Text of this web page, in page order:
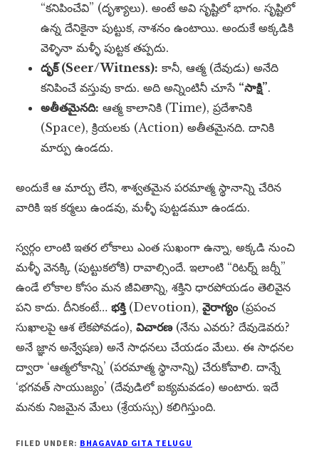
“కనిపించేవి” (దృశ్యాలు). అంటే అవి సృష్టిలో భాగం. సృష్టిలో
ఉన్న దేనికైనా పుట్టుక, నాశనం ఉంటాయి. అందుకే అక్కడికి
వెళ్ళినా మళ్ళీ పుట్టక తప్పదు.
దృక్ (Seer/Witness): కానీ, ఆత్మ (దేవుడు) అనేది
కనిపించే వస్తువు కాదు. అది అన్నింటినీ చూసే “సాక్షి”.
అతీతమైనది: ఆత్మ కాలానికి (Time), ప్రదేశానికి
(Space), క్రియలకు (Action) అతీతమైనది. దానికి
మార్పు ఉండదు.
అందుకే ఆ మార్పు లేని, శాశ్వతమైన పరమాత్మ స్థానాన్ని చేరిన
వారికి ఇక కర్మలు ఉండవు, మళ్ళీ పుట్టడమూ ఉండదు.
స్వర్గం లాంటి ఇతర లోకాలు ఎంత సుఖంగా ఉన్నా, అక్కడి నుంచి
మళ్ళీ వెనక్కి (పుట్టుకలోకి) రావాల్సిందే. ఇలాంటి “రిటర్న్ జర్నీ”
ఉండే లోకాల కోసం మన జీవితాన్ని, శక్తిని ధారపోయడం తెలివైన
పని కాదు. దీనికంటే…భక్తి(Devotion),వైరాగ్యం(ప్రపంచ
సుఖాలపై ఆశ లేకపోవడం),విచారణ(నేను ఎవరు? దేవుడెవరు?
అనే జ్ఞాన అన్వేషణ) అనే సాధనలు చేయడం మేలు. ఈ సాధనల
ద్వారా ‘ఆత్మలోకాన్ని’ (పరమాత్మ స్థానాన్ని) చేరుకోవాలి. దాన్నే
‘భగవత్ సాయుజ్యం’ (దేవుడిలో ఐక్యమవడం) అంటారు. ఇదే
మనకు నిజమైన మేలు (శ్రేయస్సు) కలిగిస్తుంది.
FILED UNDER: BHAGAVAD GITA TELUGU